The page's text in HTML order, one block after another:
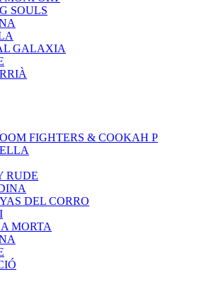
SOULS
GALAXIA
FIGHTERS & COOKAH P
RUDE
DEL CORRO
MORTA